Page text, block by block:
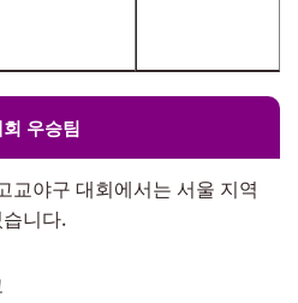
우승팀
교야구 대회에서는 서울 지역
니다.